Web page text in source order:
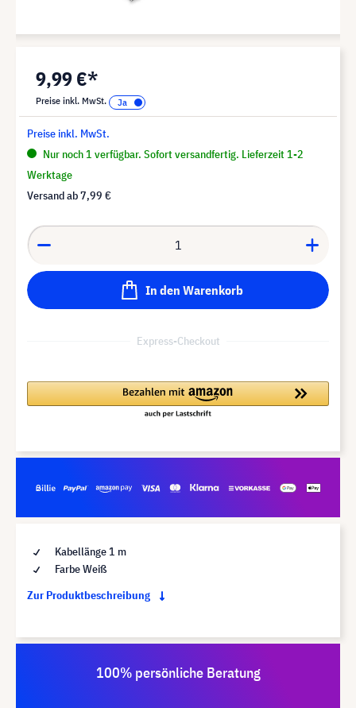
9,99 €*
Preise inkl. MwSt.
Preise inkl. MwSt.
Nur noch 1 verfügbar. Sofort versandfertig. Lieferzeit 1-2
Werktage
Versand ab7,99 €
In den Warenkorb
Express-Checkout
Kabellänge 1 m
Farbe Weiß
Zur Produktbeschreibung
100% persönliche Beratung